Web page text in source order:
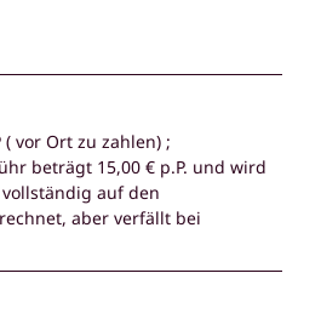
vor Ort zu zahlen) ;
beträgt 15,00 € p.P. und wird
auf den
aber verfällt bei